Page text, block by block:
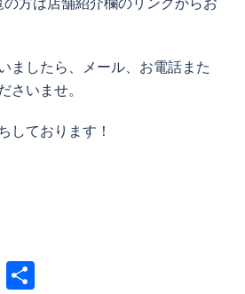
ましたら、メール、お電話また
さいませ。
しております！
Line